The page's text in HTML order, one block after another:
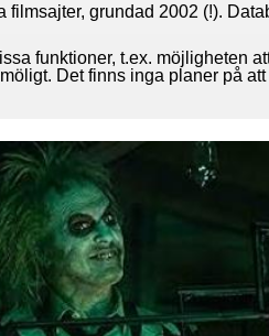
grundad 2002 (!).
funktioner, t.ex. möjligheten
Det finns inga planer på